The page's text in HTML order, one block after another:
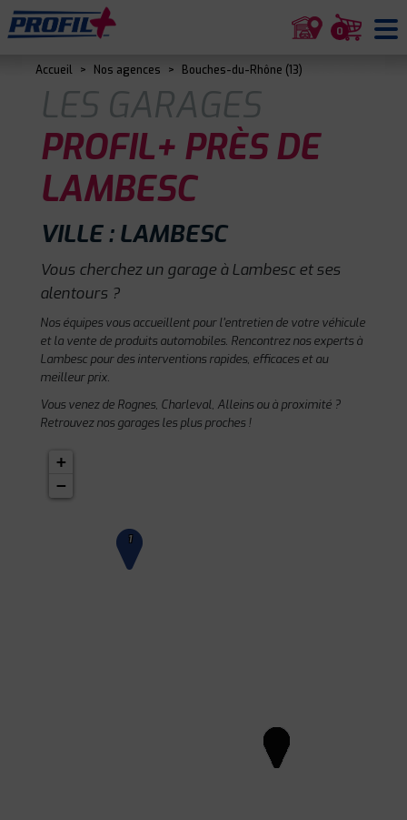
0
Accueil > Nos agences > Bouches-du-Rhône (13)
LES GARAGES
PROFIL+ PRÈS DE
LAMBESC
VILLE : LAMBESC
Vous cherchez un garage à Lambesc et ses
alentours ?
Nos équipes vous accueillent pour l'entretien de votre véhicule
et la vente de produits automobiles. Rencontrez nos experts à
Lambesc pour des interventions rapides, efficaces et au
meilleur prix.
Vous venez de Rognes, Charleval, Alleins ou à proximité ?
Retrouvez nos garages les plus proches !
1
+
−